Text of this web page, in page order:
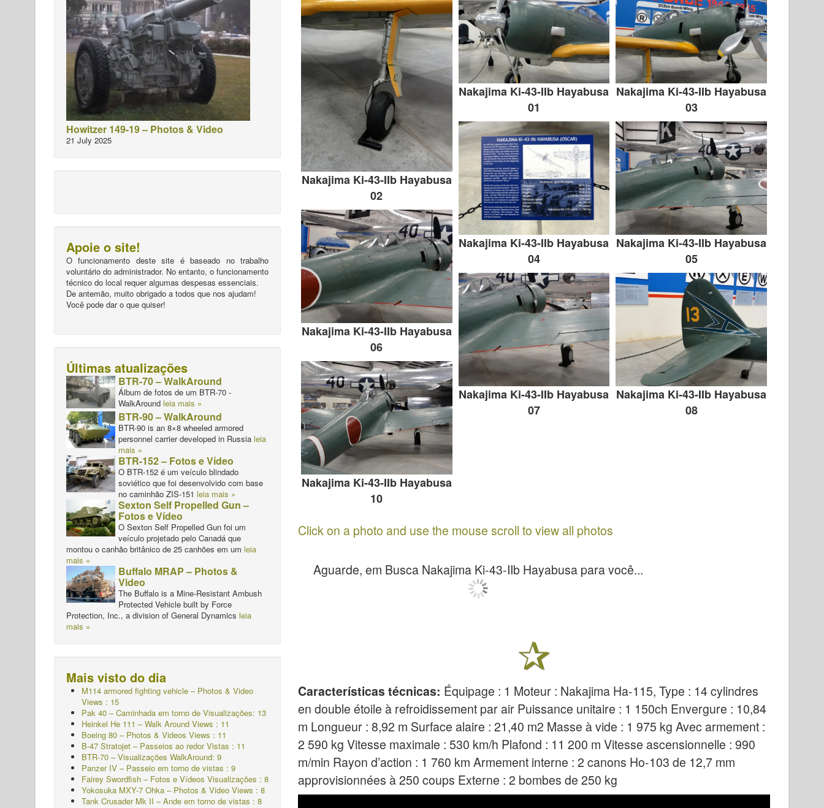
Nakajima Ki-43-IIb Hayabusa
02
Nakajima Ki-43-IIb Hayabusa
01
Nakajima Ki-43-IIb Hayabusa
03
Nakajima Ki-43-IIb Hayabusa
04
Nakajima Ki-43-IIb Hayabusa
05
Nakajima Ki-43-IIb Hayabusa
06
Nakajima Ki-43-IIb Hayabusa
07
Nakajima Ki-43-IIb Hayabusa
08
Nakajima Ki-43-IIb Hayabusa
10
Click on a photo and use the mouse scroll to view all photos
Aguarde, em Busca Nakajima Ki-43-IIb Hayabusa para você...
Características técnicas: Équipage : 1 Moteur : Nakajima Ha-115, Type : 14 cylindres
en double étoile à refroidissement par air Puissance unitaire : 1 150ch Envergure : 10,84
m Longueur : 8,92 m Surface alaire : 21,40 m2 Masse à vide : 1 975 kg Avec armement :
2 590 kg Vitesse maximale : 530 km/h Plafond : 11 200 m Vitesse ascensionnelle : 990
m/min Rayon d’action : 1 760 km Armement interne : 2 canons Ho-103 de 12,7 mm
approvisionnées à 250 coups Externe : 2 bombes de 250 kg
Howitzer 149-19 – Photos & Video
21 July 2025
Apoie o site!
O funcionamento deste site é baseado no trabalho
voluntário do administrador. No entanto, o funcionamento
técnico do local requer algumas despesas essenciais.
De antemão, muito obrigado a todos que nos ajudam!
Você pode dar o que quiser!
Últimas atualizações
BTR-70 – WalkAround
Álbum de fotos de um BTR-70 -
WalkAround leia mais »
BTR-90 – WalkAround
BTR-90 is an 8×8 wheeled armored
personnel carrier developed in Russia leia
mais »
BTR-152 – Fotos e Vídeo
O BTR-152 é um veículo blindado
soviético que foi desenvolvido com base
no caminhão ZIS-151 leia mais »
Sexton Self Propelled Gun –
Fotos e Vídeo
O Sexton Self Propelled Gun foi um
veículo projetado pelo Canadá que
montou o canhão britânico de 25 canhões em um leia
mais »
Buffalo MRAP – Photos &
Video
The Buffalo is a Mine-Resistant Ambush
Protected Vehicle built by Force
Protection, Inc., a division of General Dynamics leia
mais »
Mais visto do dia
M114 armored fighting vehicle – Photos & Video
Views : 15
Pak 40 – Caminhada em torno de Visualizações: 13
Heinkel He 111 – Walk Around Views : 11
Boeing 80 – Photos & Videos Views : 11
B-47 Stratojet – Passeios ao redor Vistas : 11
BTR-70 – Visualizações WalkAround: 9
Panzer IV – Passeio em torno de vistas : 9
Fairey Swordfish – Fotos e Vídeos Visualizações : 8
Yokosuka MXY-7 Ohka – Photos & Video Views : 8
Tank Crusader Mk II – Ande em torno de vistas : 8